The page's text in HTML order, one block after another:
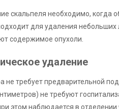
скальпеля необходимо, когда
для удаления
содержимое опухоли.
удаление
не требует предварительной
не требуют
этом наблюдается в